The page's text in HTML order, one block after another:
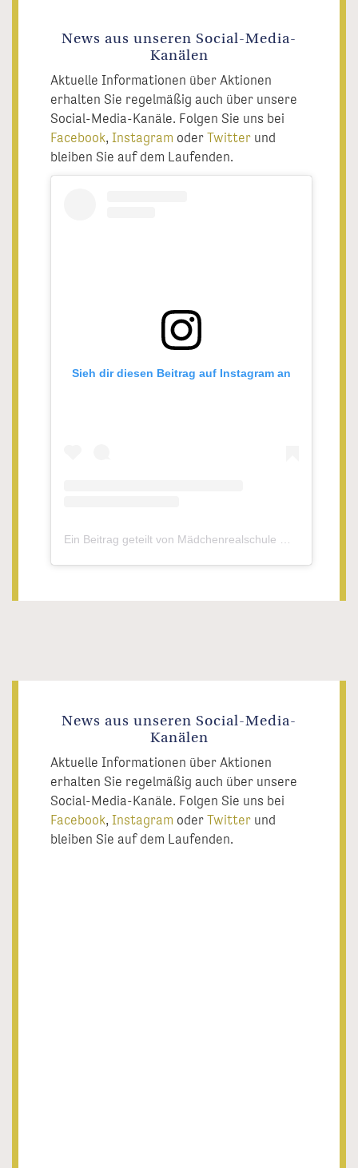
News aus unseren Social-Media-
Kanälen
Aktuelle Informationen über Aktionen
erhalten Sie regelmäßig auch über unsere
Social-Media-Kanäle. Folgen Sie uns bei
Facebook, Instagram oder Twitter und
bleiben Sie auf dem Laufenden.
Sieh dir diesen Beitrag auf Instagram an
News aus unseren Social-Media-
Kanälen
Aktuelle Informationen über Aktionen
erhalten Sie regelmäßig auch über unsere
Social-Media-Kanäle. Folgen Sie uns bei
Facebook, Instagram oder Twitter und
bleiben Sie auf dem Laufenden.